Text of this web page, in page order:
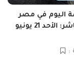
اليوم في مصر
[تحديث مباشر: الأحد 21 يونيو